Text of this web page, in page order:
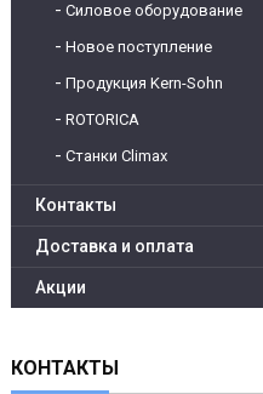
Силовое оборудование
Новое поступление
Продукция Kern-Sohn
ROTORICA
Станки Climax
Контакты
Доставка и оплата
Акции
КОНТАКТЫ